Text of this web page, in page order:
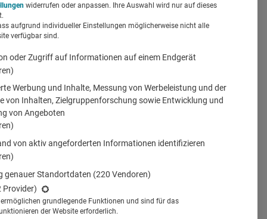
widerrufen oder anpassen. Ihre Auswahl wird nur auf dieses
aufgrund individueller Einstellungen möglicherweise nicht alle
verfügbar sind.
oder Zugriff auf Informationen auf einem Endgerät
Werbung und Inhalte, Messung von Werbeleistung und der
von Inhalten, Zielgruppenforschung sowie Entwicklung und
von Angeboten
von aktiv angeforderten Informationen identifizieren
genauer Standortdaten (220 Vendoren)
Provider)
ermöglichen grundlegende Funktionen und sind für das
der Website erforderlich.